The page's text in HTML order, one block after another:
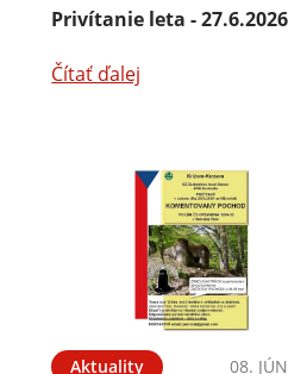
Privítanie leta - 27.6.2026
Čítať ďalej
Aktuality 08.